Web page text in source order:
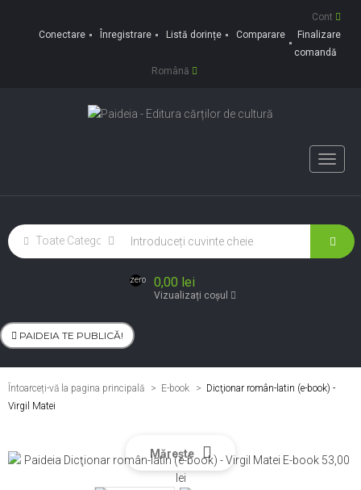
Cont
Conectare
Înregistrare Listă dorințe Comparare
Finalizare
comandă
Română
Toggle
zero 0,00 lei
Vizualizați coșul
PAIDEIA TE PUBLICĂ!
Întoarceți-vă la pagina principală E-book > Dicţionar român-latin (e-book) -
Virgil Matei
Mărește